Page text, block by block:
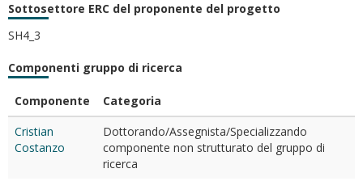
Sottosettore ERC del proponente del progetto
SH4_3
Componenti gruppo di ricerca
Componente
Categoria
Cristian
Costanzo
Dottorando/Assegnista/Specializzando
componente non strutturato del gruppo di
ricerca